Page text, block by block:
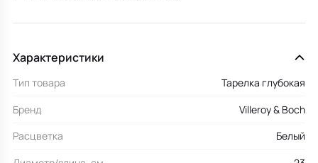
Характеристики
Тип товара
Тарелка глубокая
Бренд
Villeroy & Boch
Расцветка
Белый